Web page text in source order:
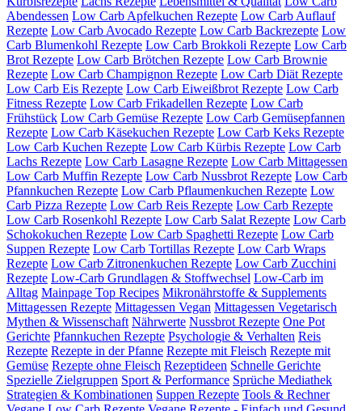
Abendessen Low Carb Apfelkuchen Rezepte Low Carb Auflauf
Rezepte Low Carb Avocado Rezepte Low Carb Backrezepte Low
Carb Blumenkohl Rezepte Low Carb Brokkoli Rezepte Low Carb
Brot Rezepte Low Carb Brötchen Rezepte Low Carb Brownie
Rezepte Low Carb Champignon Rezepte Low Carb Diät Rezepte
Low Carb Eis Rezepte Low Carb Eiweißbrot Rezepte Low Carb
Fitness Rezepte Low Carb Frikadellen Rezepte Low Carb
Frühstück Low Carb Gemüse Rezepte Low Carb Gemüsepfannen
Rezepte Low Carb Käsekuchen Rezepte Low Carb Keks Rezepte
Low Carb Kuchen Rezepte Low Carb Kürbis Rezepte Low Carb
Lachs Rezepte Low Carb Lasagne Rezepte Low Carb Mittagessen
Low Carb Muffin Rezepte Low Carb Nussbrot Rezepte Low Carb
Pfannkuchen Rezepte Low Carb Pflaumenkuchen Rezepte Low
Carb Pizza Rezepte Low Carb Reis Rezepte Low Carb Rezepte
Low Carb Rosenkohl Rezepte Low Carb Salat Rezepte Low Carb
Schokokuchen Rezepte Low Carb Spaghetti Rezepte Low Carb
Suppen Rezepte Low Carb Tortillas Rezepte Low Carb Wraps
Rezepte Low Carb Zitronenkuchen Rezepte Low Carb Zucchini
Rezepte Low-Carb Grundlagen & Stoffwechsel Low-Carb im
Alltag Mainpage Top Recipes Mikronährstoffe & Supplements
Mittagessen Rezepte Mittagessen Vegan Mittagessen Vegetarisch
Mythen & Wissenschaft Nährwerte Nussbrot Rezepte One Pot
Gerichte Pfannkuchen Rezepte Psychologie & Verhalten Reis
Rezepte Rezepte in der Pfanne Rezepte mit Fleisch Rezepte mit
Gemüse Rezepte ohne Fleisch Rezeptideen Schnelle Gerichte
Spezielle Zielgruppen Sport & Performance Sprüche Mediathek
Strategien & Kombinationen Suppen Rezepte Tools & Rechner